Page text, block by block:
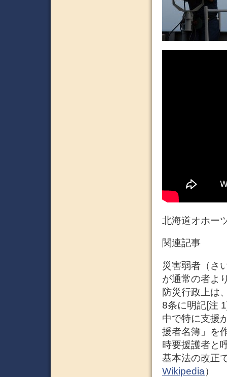
北海道オホー
関連記事
災害弱者（さ
が通常の者よ
防災行政上は
8条に明記[注
中で特に支援
援者名簿」を
時要援護者と
基本法の改正
Wikipedia）